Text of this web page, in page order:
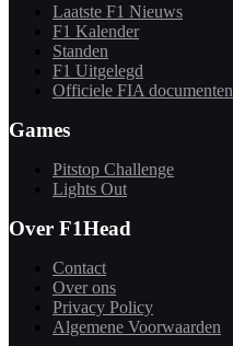
Laatste F1 Nieuws
F1 Kalender
Standen
F1 Uitgelegd
Officiele FIA documenten
Games
Pitstop Challenge
Lights Out
Over F1Head
Contact
Over ons
Privacy Policy
Algemene Voorwaarden